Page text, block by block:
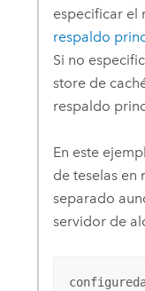
especificar el
respaldo
Si no
store de
respaldo
En este
de teselas en
separado
servidor de